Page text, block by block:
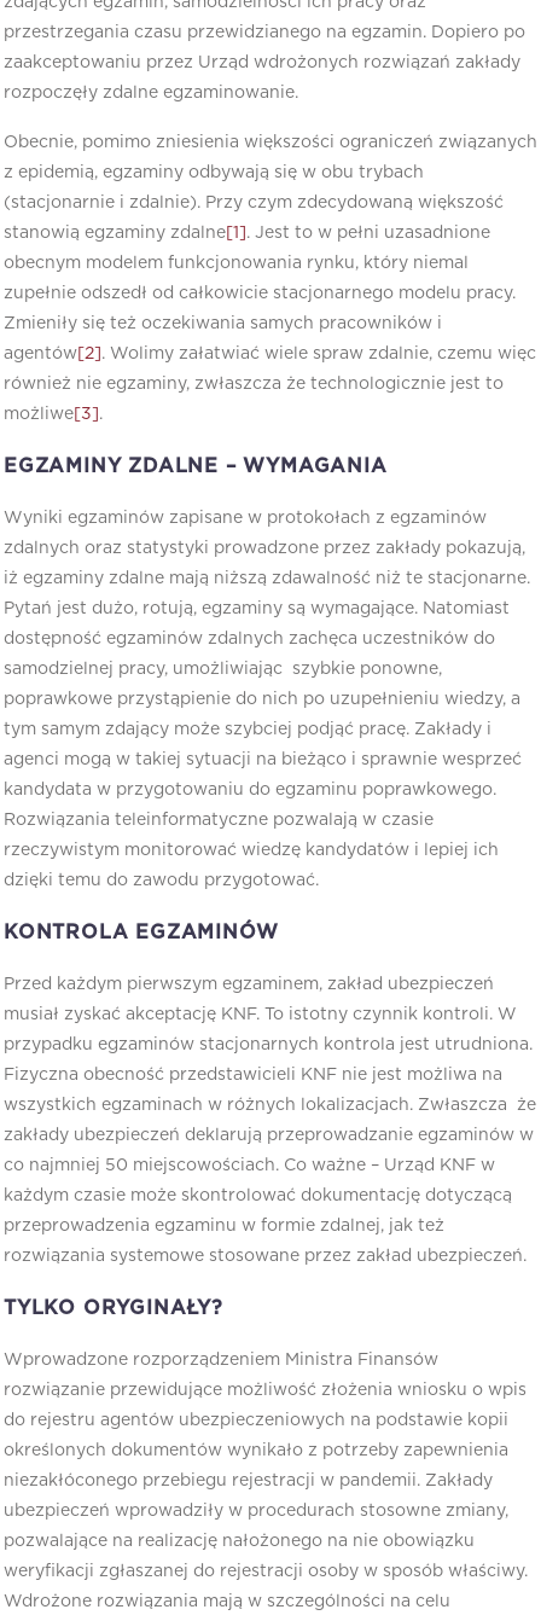
przestrzegania czasu przewidzianego na egzamin. Dopiero po
zaakceptowaniu przez Urząd wdrożonych rozwiązań zakłady
rozpoczęły zdalne egzaminowanie.
Obecnie, pomimo zniesienia większości ograniczeń związanych
z epidemią, egzaminy odbywają się w obu trybach
(stacjonarnie i zdalnie). Przy czym zdecydowaną większość
stanowią egzaminy zdalne[1] . Jest to w pełni uzasadnione
obecnym modelem funkcjonowania rynku, który niemal
zupełnie odszedł od całkowicie stacjonarnego modelu pracy.
Zmieniły się też oczekiwania samych pracowników i
agentów[2] . Wolimy załatwiać wiele spraw zdalnie, czemu więc
również nie egzaminy, zwłaszcza że technologicznie jest to
możliwe[3] .
EGZAMINY ZDALNE – WYMAGANIA
Wyniki egzaminów zapisane w protokołach z egzaminów
zdalnych oraz statystyki prowadzone przez zakłady pokazują,
iż egzaminy zdalne mają niższą zdawalność niż te stacjonarne.
Pytań jest dużo, rotują, egzaminy są wymagające. Natomiast
dostępność egzaminów zdalnych zachęca uczestników do
samodzielnej pracy, umożliwiając szybkie ponowne,
poprawkowe przystąpienie do nich po uzupełnieniu wiedzy, a
tym samym zdający może szybciej podjąć pracę. Zakłady i
agenci mogą w takiej sytuacji na bieżąco i sprawnie wesprzeć
kandydata w przygotowaniu do egzaminu poprawkowego.
Rozwiązania teleinformatyczne pozwalają w czasie
rzeczywistym monitorować wiedzę kandydatów i lepiej ich
dzięki temu do zawodu przygotować.
KONTROLA EGZAMINÓW
Przed każdym pierwszym egzaminem, zakład ubezpieczeń
musiał zyskać akceptację KNF. To istotny czynnik kontroli. W
przypadku egzaminów stacjonarnych kontrola jest utrudniona.
Fizyczna obecność przedstawicieli KNF nie jest możliwa na
wszystkich egzaminach w różnych lokalizacjach. Zwłaszcza że
zakłady ubezpieczeń deklarują przeprowadzanie egzaminów w
co najmniej 50 miejscowościach. Co ważne – Urząd KNF w
każdym czasie może skontrolować dokumentację dotyczącą
przeprowadzenia egzaminu w formie zdalnej, jak też
rozwiązania systemowe stosowane przez zakład ubezpieczeń.
TYLKO ORYGINAŁY?
Wprowadzone rozporządzeniem Ministra Finansów
rozwiązanie przewidujące możliwość złożenia wniosku o wpis
do rejestru agentów ubezpieczeniowych na podstawie kopii
określonych dokumentów wynikało z potrzeby zapewnienia
niezakłóconego przebiegu rejestracji w pandemii. Zakłady
ubezpieczeń wprowadziły w procedurach stosowne zmiany,
pozwalające na realizację nałożonego na nie obowiązku
weryfikacji zgłaszanej do rejestracji osoby w sposób właściwy.
Wdrożone rozwiązania mają w szczególności na celu